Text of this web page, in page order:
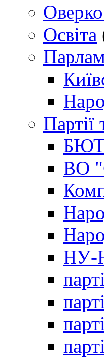
Оверко
Освіта
Партії
ВО
НУ-